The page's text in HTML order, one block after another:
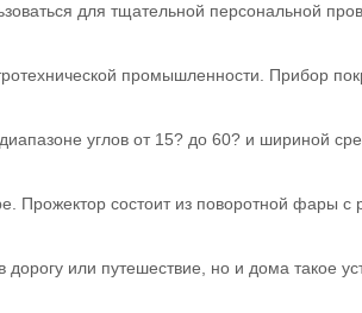
для тщательной персональной
промышленности. Прибор
углов от 15? до 60? и шириной
состоит из поворотной фары с
или путешествие, но и дома такое